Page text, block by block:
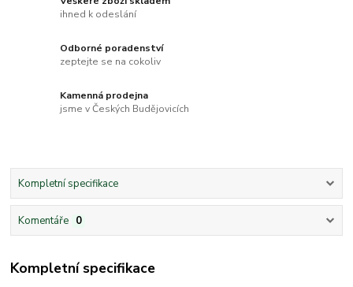
ihned k odeslání
Odborné poradenství
zeptejte se na cokoliv
Kamenná prodejna
jsme v Českých Budějovicích
Kompletní specifikace
Komentáře 0
Kompletní specifikace